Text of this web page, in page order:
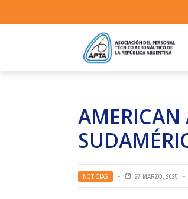
AMERICAN
NOTICIAS 27 MARZO, 2025